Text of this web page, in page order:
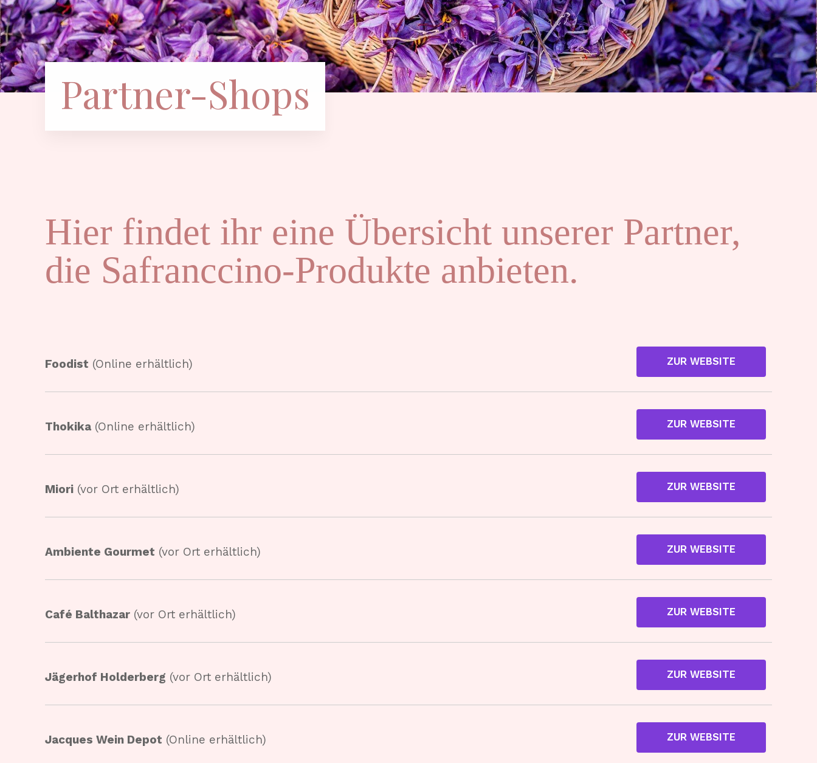
Partner-Shops
Hier findet ihr eine Übersicht unserer Partner,
die Safranccino-Produkte anbieten.
Foodist (Online erhältlich) ZUR WEBSITE
Thokika (Online erhältlich) ZUR WEBSITE
Miori (vor Ort erhältlich) ZUR WEBSITE
Ambiente Gourmet (vor Ort erhältlich) ZUR WEBSITE
Café Balthazar (vor Ort erhältlich) ZUR WEBSITE
Jägerhof Holderberg (vor Ort erhältlich) ZUR WEBSITE
Jacques Wein Depot (Online erhältlich) ZUR WEBSITE